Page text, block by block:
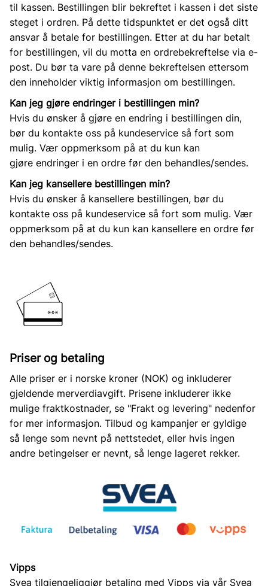
til kassen. Bestillingen blir bekreftet i kassen i det siste
steget i ordren. På dette tidspunktet er det også ditt
ansvar å betale for bestillingen. Etter at du har betalt
for bestillingen, vil du motta en ordrebekreftelse via e-
post. Du bør ta vare på denne bekreftelsen ettersom
den inneholder viktig informasjon om bestillingen.
Kan jeg gjøre endringer i bestillingen min?
Hvis du ønsker å gjøre en endring i bestillingen din,
bør du kontakte oss på kundeservice så fort som
mulig. Vær oppmerksom på at du kun kan
gjøre endringer i en ordre før den behandles/sendes.
Kan jeg kansellere bestillingen min?
Hvis du ønsker å kansellere bestillingen, bør du
kontakte oss på kundeservice så fort som mulig. Vær
oppmerksom på at du kun kan kansellere en ordre før
den behandles/sendes.
Priser og betaling
Alle priser er i norske kroner (NOK) og inkluderer
gjeldende merverdiavgift. Prisene inkluderer ikke
mulige fraktkostnader, se "Frakt og levering" nedenfor
for mer informasjon. Tilbud og kampanjer er gyldige
så lenge som nevnt på nettstedet, eller hvis ingen
andre betingelser er nevnt, så lenge lageret rekker.
Vipps
Svea tilgjengeliggjør betaling med Vipps via vår Svea